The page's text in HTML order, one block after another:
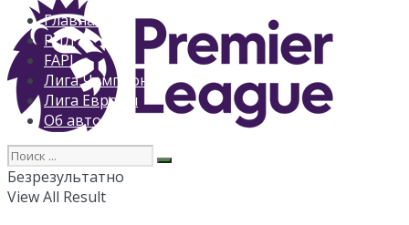
Главная
РПЛ
FAPL
Лига Чемпионов
Лига Европы
Об авторе
Безрезультатно
View All Result